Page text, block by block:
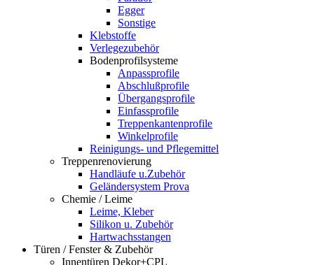
Egger
Sonstige
Klebstoffe
Verlegezubehör
Bodenprofilsysteme
Anpassprofile
Abschlußprofile
Übergangsprofile
Einfassprofile
Treppenkantenprofile
Winkelprofile
Reinigungs- und Pflegemittel
Treppenrenovierung
Handläufe u.Zubehör
Geländersystem Prova
Chemie / Leime
Leime, Kleber
Silikon u. Zubehör
Hartwachsstangen
Türen / Fenster & Zubehör
Innentüren Dekor+CPL